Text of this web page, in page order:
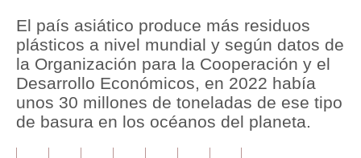
Política
Tu Dinero
Finanzas Personales
Inmobiliarias
Plus G
El país asiático produce más residuos
plásticos a nivel mundial y según datos de
la Organización para la Cooperación y el
Desarrollo Económicos, en 2022 había
unos 30 millones de toneladas de ese tipo
de basura en los océanos del planeta.